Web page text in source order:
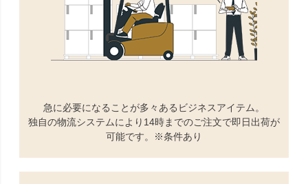
急に必要になることが多々あるビジネスアイテム。
独自の物流システムにより14時までのご注文で即日出荷が
可能です。※条件あり